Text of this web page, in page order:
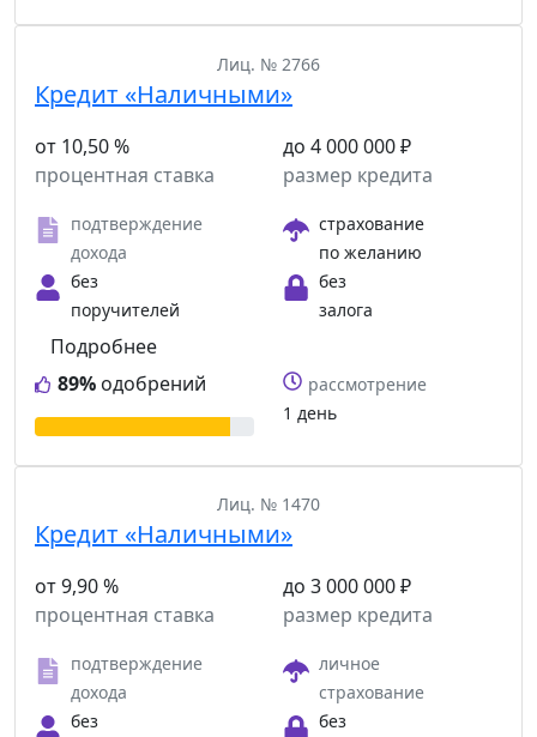
Лиц. № 2766
Кредит «Наличными»
от 10,50 %
процентная ставка
до 4 000 000 ₽
размер кредита
подтверждение
дохода
страхование
по желанию
без
поручителей
без
залога
89% одобрений
Подробнее
рассмотрение
1 день
Лиц. № 1470
Кредит «Наличными»
от 9,90 %
процентная ставка
до 3 000 000 ₽
размер кредита
подтверждение
дохода
личное
страхование
без
без